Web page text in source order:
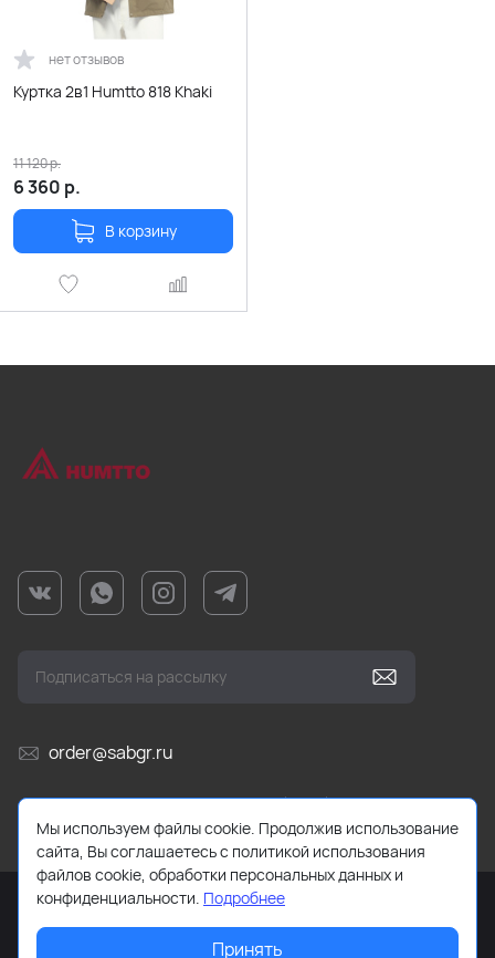
нет отзывов
Куртка 2в1 Humtto 818 Khaki
6 360 р.
11 120р.
В корзину
order@sabgr.ru
Ежедневно с 10:00 до 19:00 (МСК)
Мы используем файлы cookie. Продолжив использование
сайта, Вы соглашаетесь с политикой использования
файлов cookie, обработки персональных данных и
конфиденциальности. Подробнее
Принять